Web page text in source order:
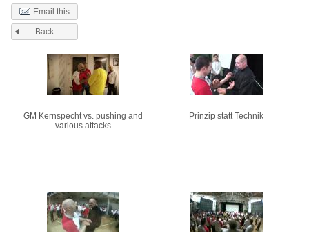
Email this
Back
GM Kernspecht vs. pushing and
various attacks
Prinzip statt Technik
Pages